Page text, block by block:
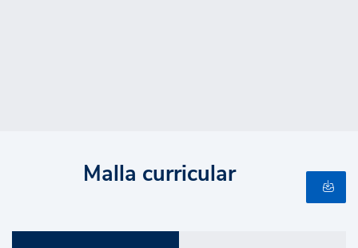
Malla curricular